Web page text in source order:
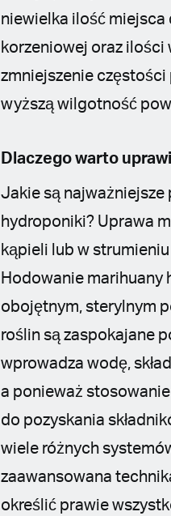
niewielka ilość miejsca
korzeniowej oraz ilości
zmniejszenie
wyższą wilgotność
Dlaczego warto
Jakie są
hydroponiki? Uprawa
kąpieli lub w
Hodowanie marihuany
obojętnym, sterylnym
roślin są zaspokajane
wprowadza wodę,
a ponieważ
do pozyskania
wiele różnych
zaawansowana
określić prawie